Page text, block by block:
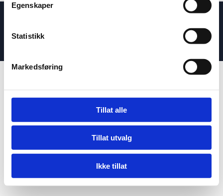
Egenskaper
Statistikk
Markedsføring
Tillat alle
Tillat utvalg
Ikke tillat
Personvern